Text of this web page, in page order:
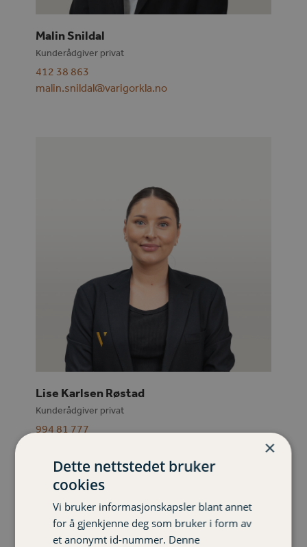
Malin Snildal
Kunderådgiver privat
412 38 863
malin.snildal@varigorkla.no
Lise Karlsen Røstad
Kunderådgiver privat
994 81 777
×
Dette nettstedet bruker
cookies
Vi bruker informasjonskapsler blant annet
for å gjenkjenne deg som bruker i form av
et anonymt id-nummer. Denne